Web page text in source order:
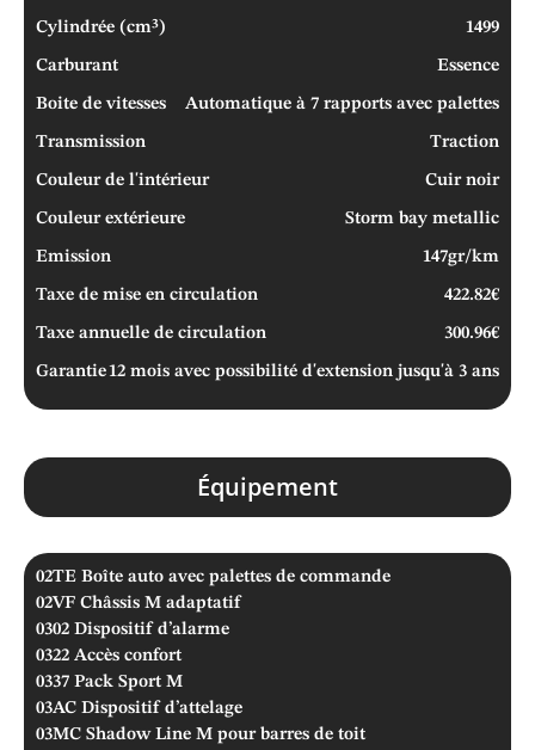
Cylindrée (cm³) 1499
Carburant Essence
Boite de vitesses Automatique à 7 rapports avec palettes
Transmission Traction
Couleur de l'intérieur Cuir noir
Couleur extérieure Storm bay metallic
Emission 147gr/km
Taxe de mise en circulation 422.82€
Taxe annuelle de circulation 300.96€
Garantie12 mois avec possibilité d'extension jusqu'à 3 ans
Équipement
02TE Boîte auto avec palettes de commande
02VF Châssis M adaptatif
0302 Dispositif d’alarme
0322 Accès confort
0337 Pack Sport M
03AC Dispositif d’attelage
03MC Shadow Line M pour barres de toit